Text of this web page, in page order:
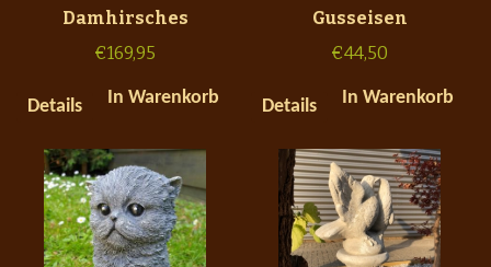
Damhirsches
€169,95
Details In Warenkorb
Gusseisen
€44,50
Details In Warenkorb